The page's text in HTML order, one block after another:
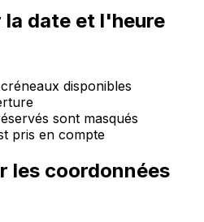
la date et l'heure
disponibles
sont masqués
pris en compte
les coordonnées